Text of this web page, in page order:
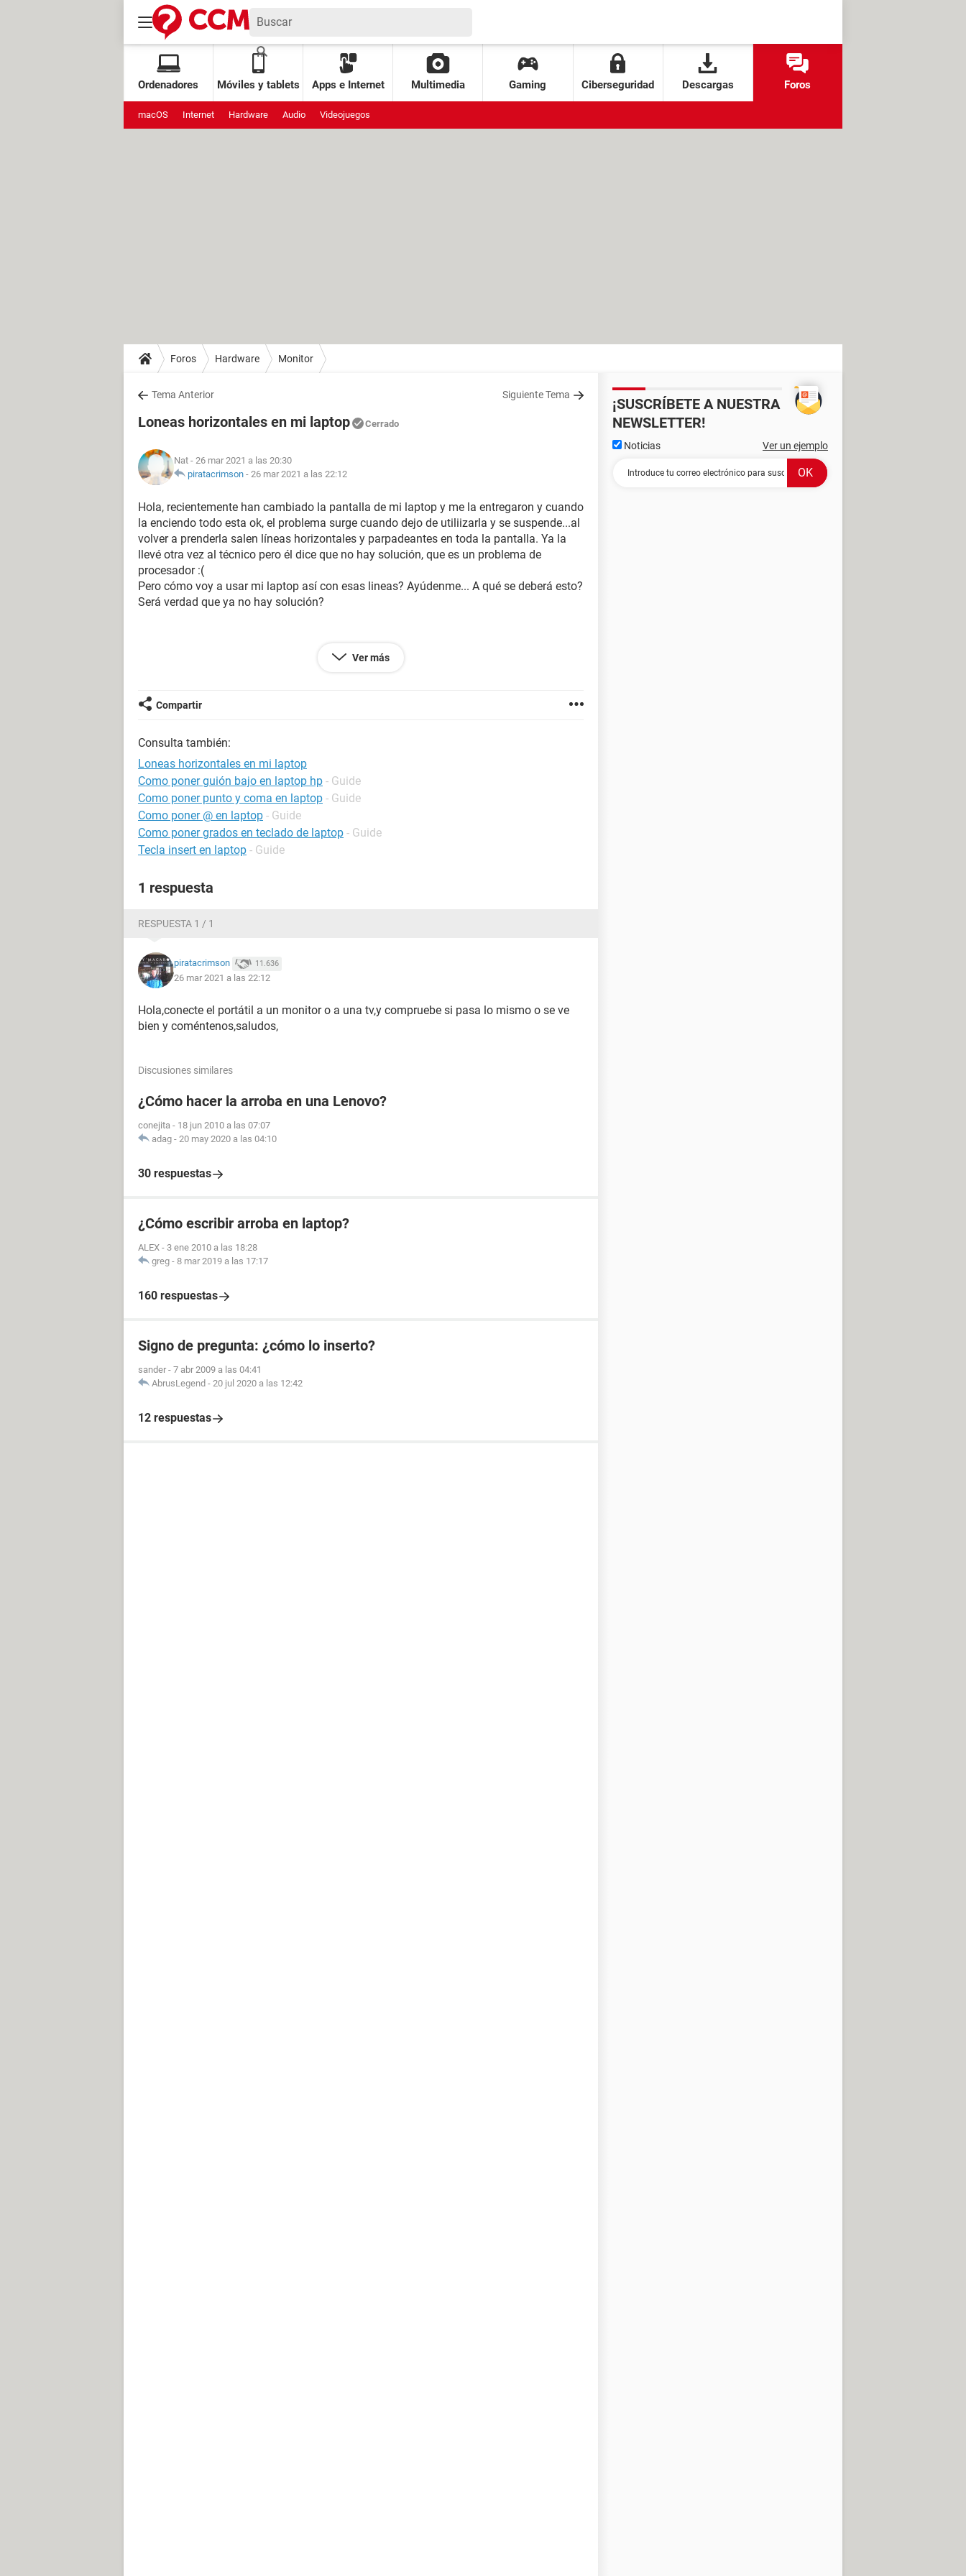
Ordenadores Móviles y tablets Apps e Internet Multimedia Gaming Ciberseguridad Descargas Foros
macOS Internet Hardware Audio Videojuegos
Foros Hardware Monitor
Tema Anterior Siguiente Tema
Loneas horizontales en mi laptop Cerrado
Nat - 26 mar 2021 a las 20:30
piratacrimson - 26 mar 2021 a las 22:12
Hola, recientemente han cambiado la pantalla de mi laptop y me la entregaron y cuando
la enciendo todo esta ok, el problema surge cuando dejo de utiliizarla y se suspende...al
volver a prenderla salen líneas horizontales y parpadeantes en toda la pantalla. Ya la
llevé otra vez al técnico pero él dice que no hay solución, que es un problema de
procesador :(
Pero cómo voy a usar mi laptop así con esas lineas? Ayúdenme... A qué se deberá esto?
Será verdad que ya no hay solución?
Ver más
Compartir
Consulta también:
Loneas horizontales en mi laptop
Como poner guión bajo en laptop hp - Guide
Como poner punto y coma en laptop - Guide
Como poner @ en laptop - Guide
Como poner grados en teclado de laptop - Guide
Tecla insert en laptop - Guide
1 respuesta
RESPUESTA 1 / 1
piratacrimson 11.636
26 mar 2021 a las 22:12
Hola,conecte el portátil a un monitor o a una tv,y compruebe si pasa lo mismo o se ve
bien y coméntenos,saludos,
Discusiones similares
¿Cómo hacer la arroba en una Lenovo?
conejita - 18 jun 2010 a las 07:07
adag - 20 may 2020 a las 04:10
30 respuestas
¿Cómo escribir arroba en laptop?
ALEX - 3 ene 2010 a las 18:28
greg - 8 mar 2019 a las 17:17
160 respuestas
Signo de pregunta: ¿cómo lo inserto?
sander - 7 abr 2009 a las 04:41
AbrusLegend - 20 jul 2020 a las 12:42
12 respuestas
¡SUSCRÍBETE A NUESTRA
NEWSLETTER!
Noticias Ver un ejemplo